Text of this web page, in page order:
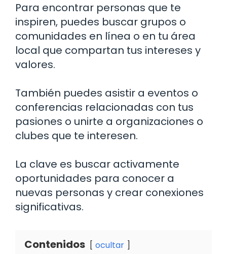
Para encontrar personas que te
inspiren, puedes buscar grupos o
comunidades en línea o en tu área
local que compartan tus intereses y
valores.
También puedes asistir a eventos o
conferencias relacionadas con tus
pasiones o unirte a organizaciones o
clubes que te interesen.
La clave es buscar activamente
oportunidades para conocer a
nuevas personas y crear conexiones
significativas.
Contenidos ocultar